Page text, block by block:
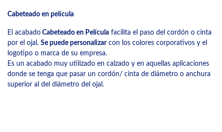
Cabeteado en película
El acabado Cabeteado en Película facilita el paso del cordón o cinta
por el ojal. Se puede personalizarcon los colores corporativos y el
logotipo o marca de su empresa.
Es un acabado muy utilizado en calzado y en aquellas aplicaciones
donde se tenga que pasar un cordón/ cinta de diámetro o anchura
superior al del diámetro del ojal.